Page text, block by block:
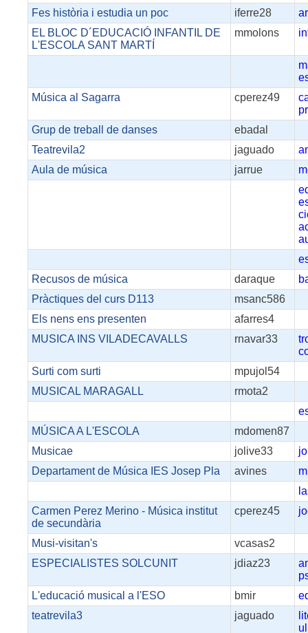
Fes història i estudia un poc
iferre28
EL BLOC D´EDUCACIÓ INFANTIL DE
L'ESCOLA SANT MARTÍ
mmolons
Música al Sagarra
cperez49
Grup de treball de danses
ebadal
Teatrevila2
jaguado
Aula de música
jarrue
Recusos de música
daraque
Pràctiques del curs D113
msanc586
Els nens ens presenten
afarres4
MUSICA INS VILADECAVALLS
rnavar33
Surti com surti
mpujol54
MUSICAL MARAGALL
rmota2
MÚSICA A L'ESCOLA
mdomen87
Musicae
jolive33
Departament de Música IES Josep Pla
avines
Carmen Perez Merino - Música institut
de secundària
cperez45
Musi-visitan's
vcasas2
ESPECIALISTES SOLCUNIT
jdiaz23
L'educació musical a l'ESO
bmir
teatrevila3
jaguado